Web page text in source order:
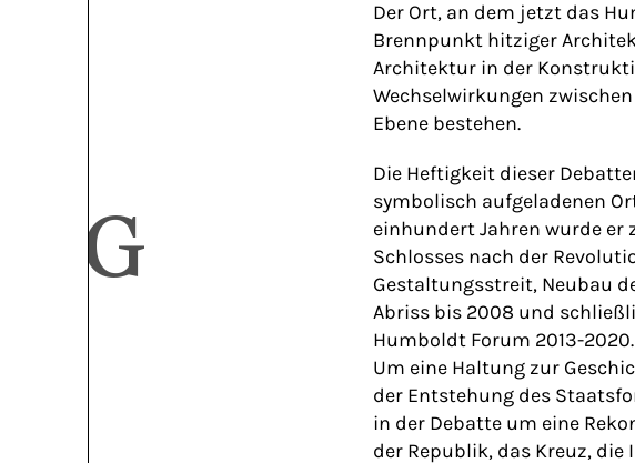
Der Ort, an dem jetzt das
Brennpunkt hitziger
Architektur in der
Wechselwirkungen
Ebene bestehen.
Die Heftigkeit dieser
symbolisch aufgeladenen
einhundert Jahren wurde
Schlosses nach der
Gestaltungsstreit, Neubau
Abriss bis 2008 und
Humboldt Forum 2013-2020.
Um eine Haltung zur
der Entstehung des
in der Debatte um eine
der Republik, das Kreuz,